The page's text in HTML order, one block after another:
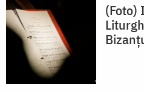
(Foto)